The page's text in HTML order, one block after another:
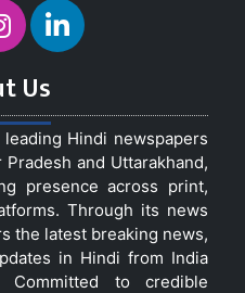
Us
Hindi newspapers
and Uttarakhand,
presence across print,
Through its news
the latest breaking news,
in Hindi from India
to credible